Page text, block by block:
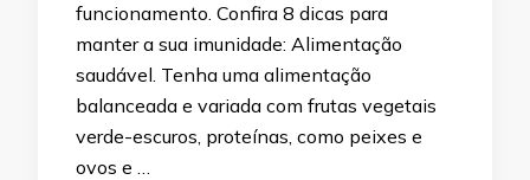
funcionamento. Confira 8 dicas para
manter a sua imunidade: Alimentação
saudável. Tenha uma alimentação
balanceada e variada com frutas vegetais
verde-escuros, proteínas, como peixes e
ovos e …